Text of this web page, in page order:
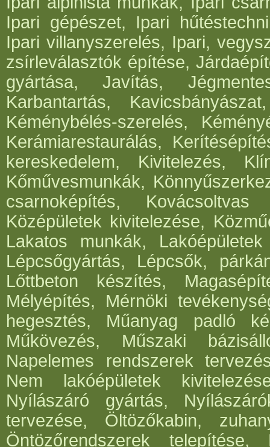
Ipari gépészet, Ipari
Ipari villanyszerelés, Ipari,
zsírleválasztók építése,
gyártása, Javítás,
Karbantartás,
Kéménybélés-szerelés,
Kerámiarestaurálás,
kereskedelem, Kivitelezés,
Kőművesmunkák,
csarnoképítés,
Középületek kivitelezése,
Lakatos munkák,
Lépcsőgyártás, Lépcsők,
Lőttbeton készítés,
Mélyépítés, Mérnöki
hegesztés, Műanyag padló
Műkövezés, Műszaki
Napelemes rendszerek
Nem lakóépületek
Nyílászáró gyártás,
tervezése, Öltözőkabin,
Öntözőrendszerek